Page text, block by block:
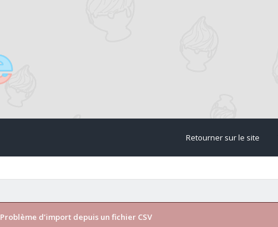
Retourner sur le site
Problème d’import depuis un fichier CSV